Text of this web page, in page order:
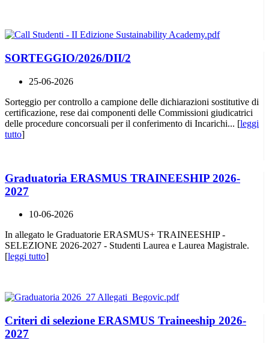
SORTEGGIO/2026/DII/2
25-06-2026
Sorteggio per controllo a campione delle dichiarazioni sostitutive di
certificazione, rese dai componenti delle Commissioni giudicatrici
delle procedure concorsuali per il conferimento di Incarichi... [leggi
tutto]
Graduatoria ERASMUS TRAINEESHIP 2026-
2027
10-06-2026
In allegato le Graduatorie ERASMUS+ TRAINEESHIP -
SELEZIONE 2026-2027 - Studenti Laurea e Laurea Magistrale.
[leggi tutto]
Criteri di selezione ERASMUS Traineeship 2026-
2027